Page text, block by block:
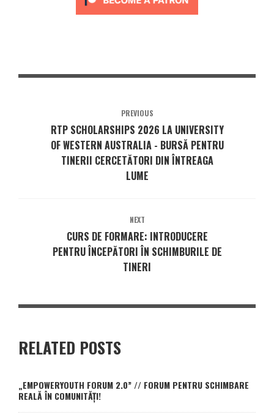
PREVIOUS
RTP SCHOLARSHIPS 2026 LA UNIVERSITY
OF WESTERN AUSTRALIA - BURSĂ PENTRU
TINERII CERCETĂTORI DIN ÎNTREAGA
LUME
NEXT
CURS DE FORMARE: INTRODUCERE
PENTRU ÎNCEPĂTORI ÎN SCHIMBURILE DE
TINERI
RELATED POSTS
„EMPOWERYOUTH FORUM 2.0” // FORUM PENTRU SCHIMBARE
REALĂ ÎN COMUNITĂȚI!